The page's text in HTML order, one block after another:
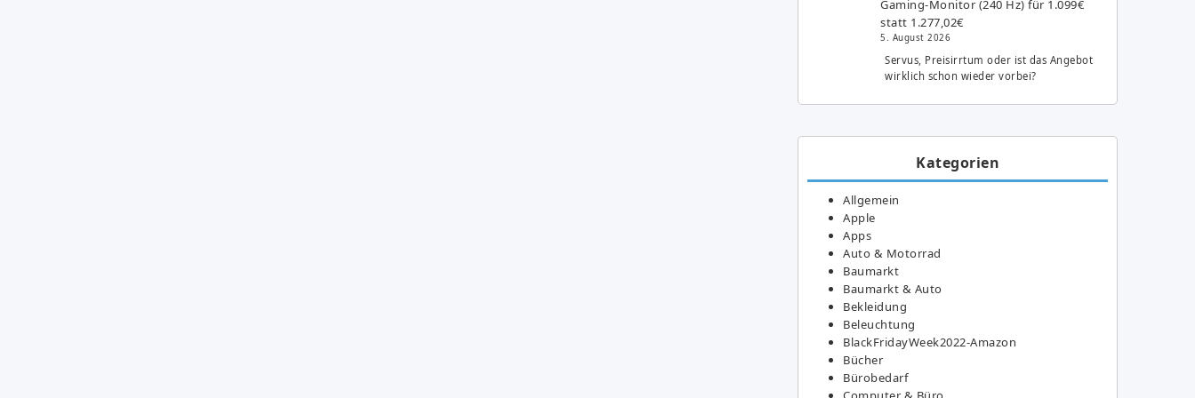
Gaming-Monitor (240 Hz) für 1.099€
statt 1.277,02€
5. August 2026
Servus, Preisirrtum oder ist das Angebot
wirklich schon wieder vorbei?
Kategorien
Allgemein
Apple
Apps
Auto & Motorrad
Baumarkt
Baumarkt & Auto
Bekleidung
Beleuchtung
BlackFridayWeek2022-Amazon
Bücher
Bürobedarf